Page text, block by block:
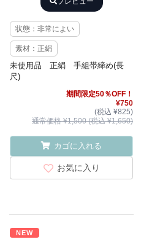
状態：非常によい
素材：正絹
未使用品 正絹 手組帯締め(長
尺)
期間限定50％OFF！
¥750
(税込 ¥825)
通常価格 ¥1,500 (税込 ¥1,650)
カゴに入れる
お気に入り
NEW